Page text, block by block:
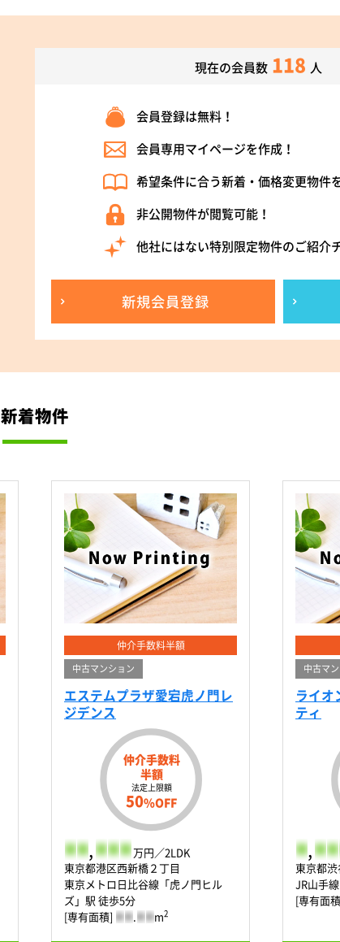
現在の会員数 118 人
会員登録は無料！
会員専用マイページを作成！
希望条件に合う新着・価格変更物件
非公開物件が閲覧可能！
他社にはない特別限定物件のご紹介
新規会員登録
新着物件
仲介手数料半額
中古マンション
エステムプラザ愛宕虎ノ門レ
ジデンス
仲介手数料
半額
法定上限額
50%OFF
- - ,- - - 万円／2LDK
東京都港区西新橋２丁目
東京メトロ日比谷線「虎ノ門ヒル
ズ」駅 徒歩5分
[専有面積] - - .- - m2
中古マ
ライオ
ティ
- ,- -
東京都
JR山手
[専有面